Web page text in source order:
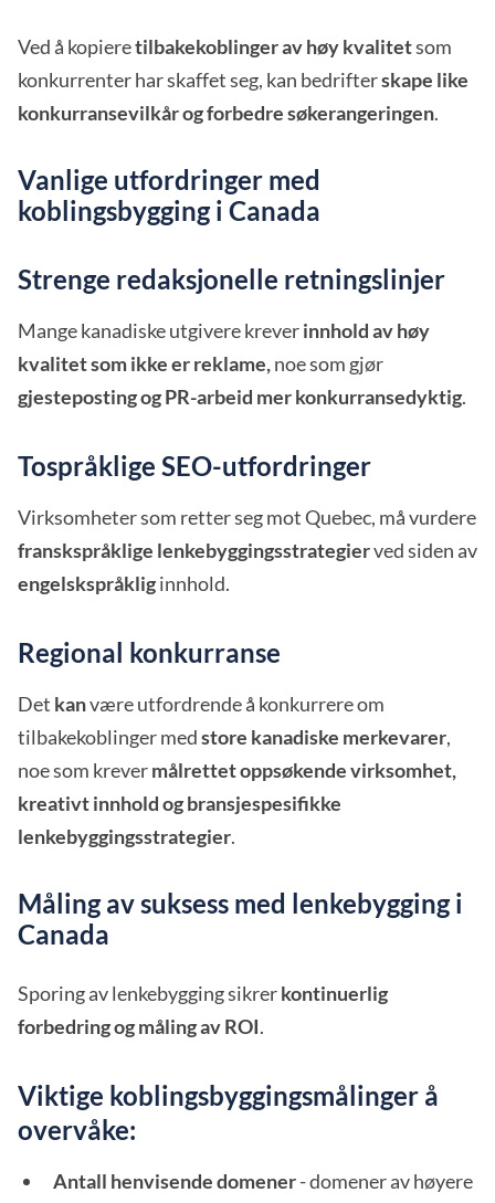
Ved å kopieretilbakekoblinger av høy kvalitetsom
konkurrenter har skaffet seg, kan bedrifterskape like
konkurransevilkår og forbedre søkerangeringen.
Vanlige utfordringer med
koblingsbygging i Canada
Strenge redaksjonelle retningslinjer
Mange kanadiske utgivere kreverinnhold av høy
kvalitet som ikke er reklame,noe som gjør
gjesteposting og PR-arbeid mer konkurransedyktig.
Tospråklige SEO-utfordringer
Virksomheter som retter seg mot Quebec, må vurdere
franskspråklige lenkebyggingsstrategierved siden av
engelskspråkliginnhold.
Regional konkurranse
Det kanvære utfordrende å konkurrere om
tilbakekoblinger medstore kanadiske merkevarer,
noe som krevermålrettet oppsøkende virksomhet,
kreativt innhold og bransjespesifikke
lenkebyggingsstrategier.
Måling av suksess med lenkebygging i
Canada
Sporing av lenkebygging sikrerkontinuerlig
forbedring og måling av ROI.
Viktige koblingsbyggingsmålinger å
overvåke:
Antall henvisende domener- domener av høyere